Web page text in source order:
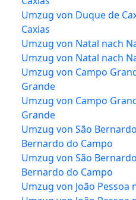
Umzug von Duque de
Caxias
Umzug von Natal nach
Umzug von Natal nach
Umzug von Campo
Grande
Umzug von Campo
Grande
Umzug von São
Bernardo do Campo
Umzug von São
Bernardo do Campo
Umzug von João Pessoa